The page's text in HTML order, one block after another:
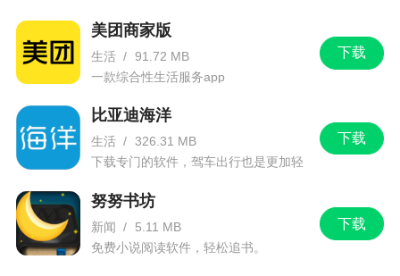
下载
美团商家版
生活 / 91.72 MB
一款综合性生活服务app
下载
比亚迪海洋
生活 / 326.31 MB
下载专门的软件，驾车出行也是更加轻
下载
努努书坊
新闻 /
5.11 MB
免费小说阅读软件，轻松追书。